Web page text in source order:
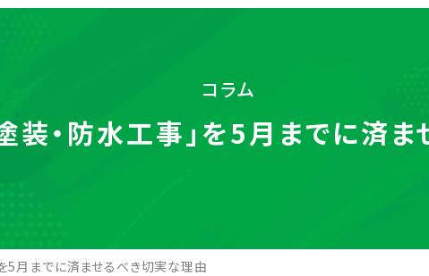
コラム
装・防水工事」を5月までに済
5月までに済ませるべき切実な理由